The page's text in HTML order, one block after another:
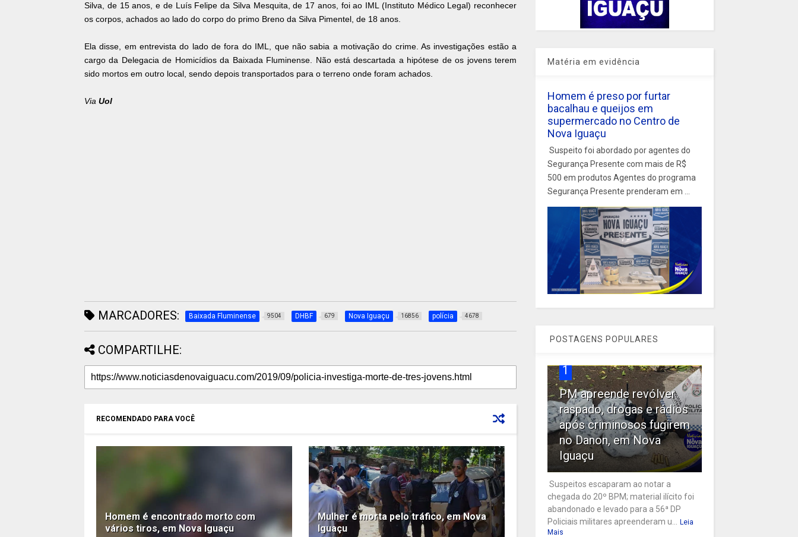
Silva, de 15 anos, e de Luís Felipe da Silva Mesquita, de 17 anos, foi ao IML (Instituto Médico Legal) reconhecer
os corpos, achados ao lado do corpo do primo Breno da Silva Pimentel, de 18 anos.
Ela disse, em entrevista do lado de fora do IML, que não sabia a motivação do crime. As investigações estão a
cargo da Delegacia de Homicídios da Baixada Fluminense. Não está descartada a hipótese de os jovens terem
sido mortos em outro local, sendo depois transportados para o terreno onde foram achados.
Via Uol
MARCADORES: Baixada Fluminense 9504 DHBF 679 Nova Iguaçu 16856 polícia 4678
COMPARTILHE:
RECOMENDADO PARA VOCÊ
Homem é encontrado morto com
vários tiros, em Nova Iguaçu
Mulher é morta pelo tráfico, em Nova
Iguaçu
Matéria em evidência
Homem é preso por furtar
bacalhau e queijos em
supermercado no Centro de
Nova Iguaçu
Suspeito foi abordado por agentes do
Segurança Presente com mais de R$
500 em produtos Agentes do programa
Segurança Presente prenderam em ...
POSTAGENS POPULARES
1
PM apreende revólver
raspado, drogas e rádios
após criminosos fugirem
no Danon, em Nova
Iguaçu
Suspeitos escaparam ao notar a
chegada do 20º BPM; material ilícito foi
abandonado e levado para a 56ª DP
Policiais militares apreenderam u...
Leia
Mais